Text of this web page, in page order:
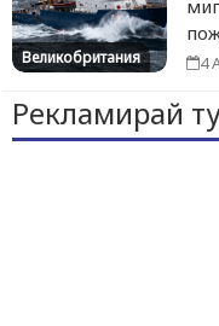
Великобритания 4
Рекламирай